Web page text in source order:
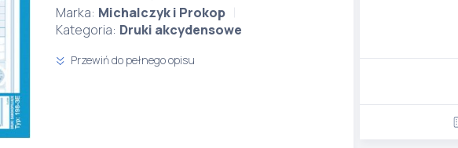
Marka: Michalczyk i Prokop
Kategoria: Druki akcydensowe
Przewiń do pełnego opisu